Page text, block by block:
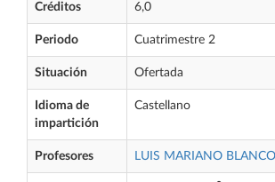
Créditos 6,0
Periodo Cuatrimestre 2
Situación Ofertada
Idioma de
impartición
Castellano
Profesores LUIS MARIANO